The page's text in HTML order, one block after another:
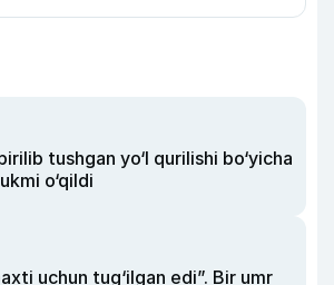
tushgan yo‘l qurilishi bo‘yicha
o‘qildi
uchun tug‘ilgan edi”. Bir umr